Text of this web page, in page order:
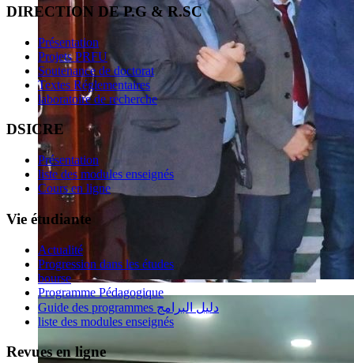
DIRECTION DE P.G & R.SC
Présentation
Projets PRFU
Soutenance de doctorat
Textes Réglementaires
laboratoire de recherche
DSICRE
Présentation
liste des modules enseignés
Cours en ligne
Vie étudiante
Actualité
Progression dans les études
bourse
Programme Pédagogique
Guide des programmes دليل البرامج
liste des modules enseignés
Revues en ligne